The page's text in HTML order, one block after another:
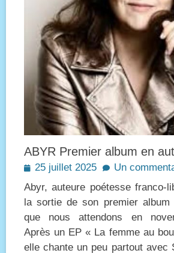
ABYR Premier album en
Posted
25 juillet 2025
Un
Abyr, auteure poétesse franco-
la sortie de son premier album
que nous attendons en
Après un EP « La femme au
elle chante un peu partout avec